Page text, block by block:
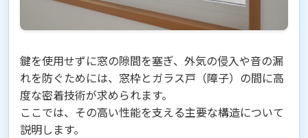
鍵を使用せずに窓の隙間を塞ぎ、外気の侵入や音の漏
れを防ぐためには、窓枠とガラス戸（障子）の間に高
度な密着技術が求められます。
ここでは、その高い性能を支える主要な構造について
説明します。